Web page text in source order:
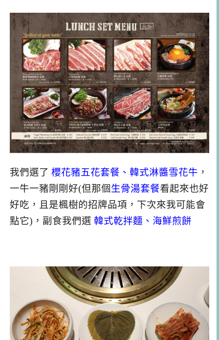
我們選了 櫻花豬五花套餐、韓式淋醬雪花牛 ，
一牛一豬剛剛好(但那個生骨湯套餐看起來也好
好吃，且是楓樹的招牌品項，下次來我可能會
點它)，副食我們選 韓式乾拌麵、海鮮煎餅